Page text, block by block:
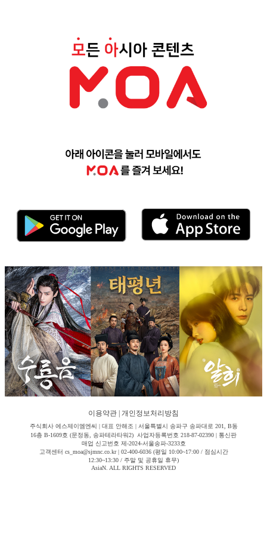
이용약관 개인정보처리방침
주식회사 에스제이엠엔씨 | 대표 안해조 | 서울특별시 송파구 송파대로 201, B동
16층 B-1609호 (문정동, 송파테라타워2) 사업자등록번호 218-87-02390 | 통신판
매업 신고번호 제-2024-서울송파-3233호
고객센터 cs_moa@sjmnc.co.kr | 02-400-6036 (평일 10:00~17:00 / 점심시간
12:30~13:30 / 주말 및 공휴일 휴무)
AsiaN. ALL RIGHTS RESERVED